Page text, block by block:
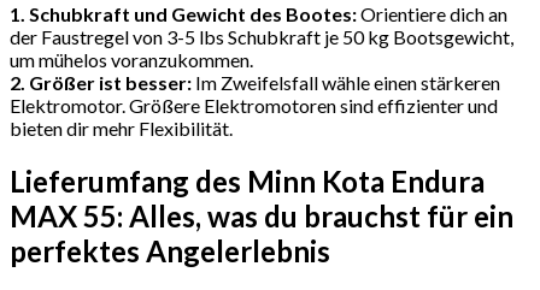
1. Schubkraft und Gewicht des Bootes:Orientiere dich an
der Faustregel von 3-5 lbs Schubkraft je 50 kg Bootsgewicht,
um mühelos voranzukommen.
2. Größer ist besser: Im Zweifelsfall wähle einen stärkeren
Elektromotor. Größere Elektromotoren sind effizienter und
bieten dir mehr Flexibilität.
Lieferumfang des Minn Kota Endura
MAX 55: Alles, was du brauchst für ein
perfektes Angelerlebnis